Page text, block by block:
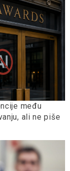
među
ali ne piše